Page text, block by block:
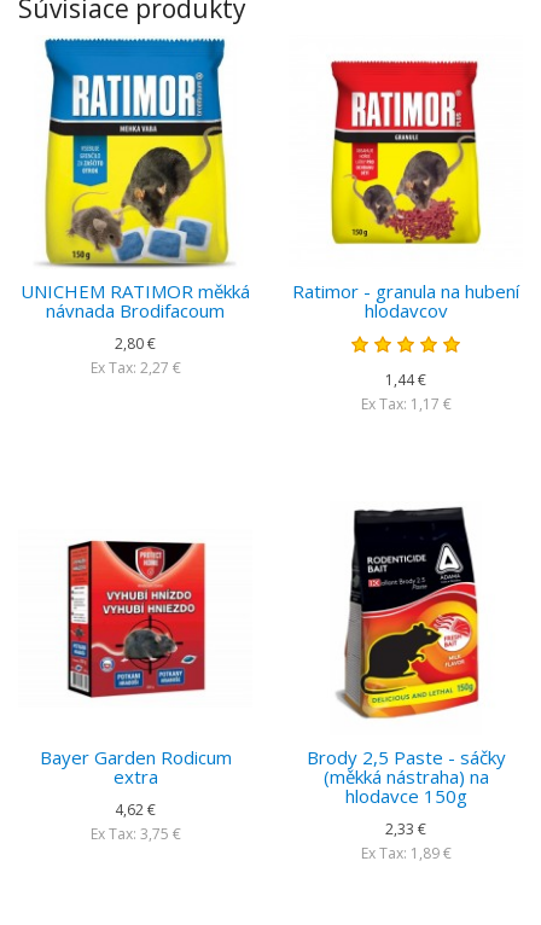
Súvisiace produkty
UNICHEM RATIMOR měkká
návnada Brodifacoum
2,80 €
Ex Tax: 2,27 €
Ratimor - granula na hubení
hlodavcov
1,44 €
Ex Tax: 1,17 €
Bayer Garden Rodicum
extra
4,62 €
Ex Tax: 3,75 €
Brody 2,5 Paste - sáčky
(měkká nástraha) na
hlodavce 150g
2,33 €
Ex Tax: 1,89 €